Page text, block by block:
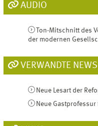
AUDIO
Ton-Mitschnitt des
der modernen
VERWANDTE NEWS
Neue Lesart der
Neue